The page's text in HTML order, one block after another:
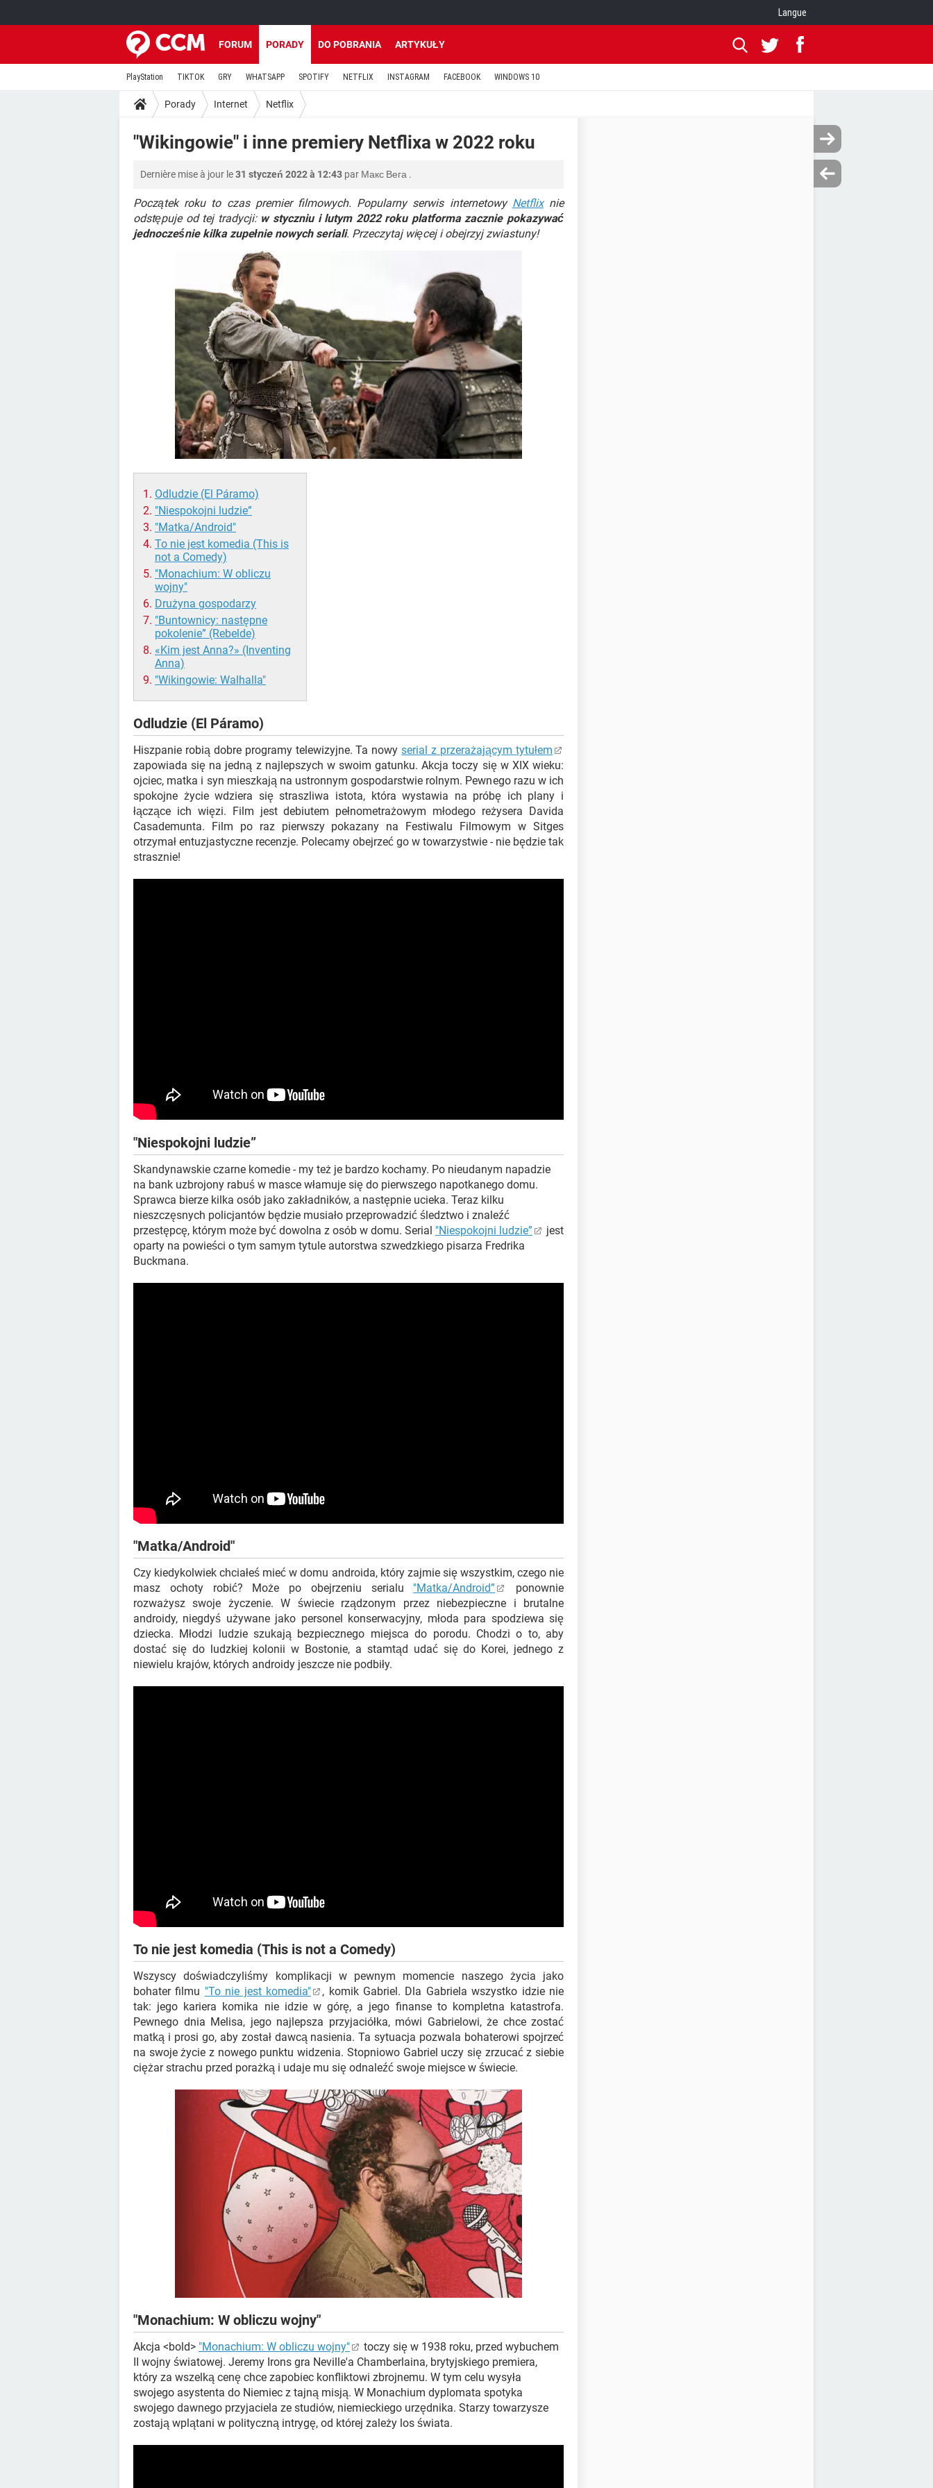
Langue
FORUM PORADY DO POBRANIA ARTYKUŁY
PlayStation TIKTOK GRY WHATSAPP SPOTIFY NETFLIX INSTAGRAM FACEBOOK WINDOWS 10
Porady Internet Netflix
"Wikingowie" i inne premiery Netflixa w 2022 roku
Dernière mise à jour le31 styczeń 2022 à 12:43 par Макс Вега .
Początek roku to czas premier filmowych. Popularny serwis internetowy Netflixnie
odstępuje od tej tradycji: w styczniu i lutym 2022 roku platforma zacznie pokazywać
jednocześnie kilka zupełnie nowych seriali. Przeczytaj więcej i obejrzyj zwiastuny!
Odludzie (El Páramo)
"Niespokojni ludzie”
"Matka/Android"
To nie jest komedia (This is
not a Comedy)
"Monachium: W obliczu
wojny"
Drużyna gospodarzy
"Buntownicy: następne
pokolenie” (Rebelde)
«Kim jest Anna?» (Inventing
Anna)
"Wikingowie: Walhalla"
Odludzie (El Páramo)
Hiszpanie robią dobre programy telewizyjne. Ta nowyserial z przerażającym tytułem
zapowiada się na jedną z najlepszych w swoim gatunku. Akcja toczy się w XIX wieku:
ojciec, matka i syn mieszkają na ustronnym gospodarstwie rolnym. Pewnego razu w ich
spokojne życie wdziera się straszliwa istota, która wystawia na próbę ich plany i
łączące ich więzi. Film jest debiutem pełnometrażowym młodego reżysera Davida
Casademunta. Film po raz pierwszy pokazany na Festiwalu Filmowym w Sitges
otrzymał entuzjastyczne recenzje. Polecamy obejrzeć go w towarzystwie - nie będzie tak
strasznie!
"Niespokojni ludzie”
Skandynawskie czarne komedie - my też je bardzo kochamy. Po nieudanym napadzie
na bank uzbrojony rabuś w masce włamuje się do pierwszego napotkanego domu.
Sprawca bierze kilka osób jako zakładników, a następnie ucieka. Teraz kilku
nieszczęsnych policjantów będzie musiało przeprowadzić śledztwo i znaleźć
przestępcę, którym może być dowolna z osób w domu. Serial "Niespokojni ludzie”
jest
oparty na powieści o tym samym tytule autorstwa szwedzkiego pisarza Fredrika
Buckmana.
"Matka/Android"
Czy kiedykolwiek chciałeś mieć w domu androida, który zajmie się wszystkim, czego nie
masz ochoty robić? Może po obejrzeniu serialu "Matka/Android”
ponownie
rozważysz swoje życzenie. W świecie rządzonym przez niebezpieczne i brutalne
androidy, niegdyś używane jako personel konserwacyjny, młoda para spodziewa się
dziecka. Młodzi ludzie szukają bezpiecznego miejsca do porodu. Chodzi o to, aby
dostać się do ludzkiej kolonii w Bostonie, a stamtąd udać się do Korei, jednego z
niewielu krajów, których androidy jeszcze nie podbiły.
To nie jest komedia (This is not a Comedy)
Wszyscy doświadczyliśmy komplikacji w pewnym momencie naszego życia jako
bohater filmu "To nie jest komedia"
, komik Gabriel. Dla Gabriela wszystko idzie nie
tak: jego kariera komika nie idzie w górę, a jego finanse to kompletna katastrofa.
Pewnego dnia Melisa, jego najlepsza przyjaciółka, mówi Gabrielowi, że chce zostać
matką i prosi go, aby został dawcą nasienia. Ta sytuacja pozwala bohaterowi spojrzeć
na swoje życie z nowego punktu widzenia. Stopniowo Gabriel uczy się zrzucać z siebie
ciężar strachu przed porażką i udaje mu się odnaleźć swoje miejsce w świecie.
"Monachium: W obliczu wojny"
Akcja <bold> "Monachium: W obliczu wojny"
toczy się w 1938 roku, przed wybuchem
II wojny światowej. Jeremy Irons gra Neville'a Chamberlaina, brytyjskiego premiera,
który za wszelką cenę chce zapobiec konfliktowi zbrojnemu. W tym celu wysyła
swojego asystenta do Niemiec z tajną misją. W Monachium dyplomata spotyka
swojego dawnego przyjaciela ze studiów, niemieckiego urzędnika. Starzy towarzysze
zostają wplątani w polityczną intrygę, od której zależy los świata.